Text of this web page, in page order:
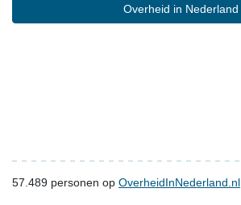
Overheid in Nederland
57.489 personen op OverheidInNederland.nl